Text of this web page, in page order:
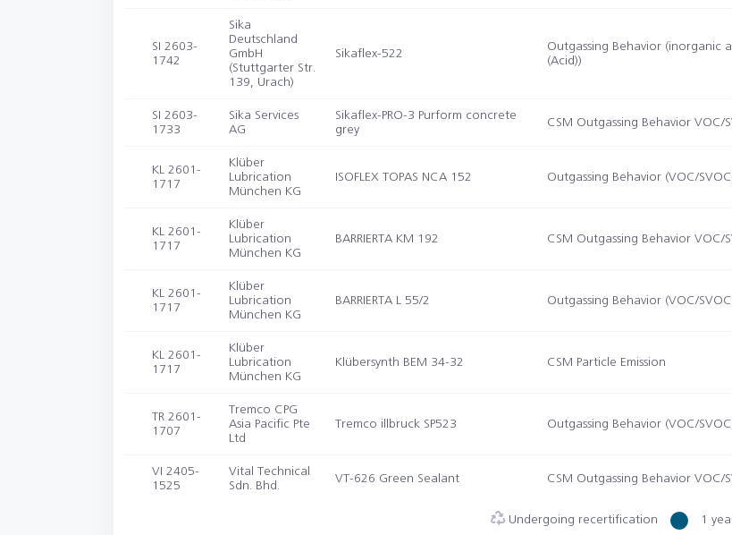
SI 2603-
1742
Sika
Deutschland
GmbH
(Stuttgarter Str.
139, Urach)
Sikaflex-522
Outgassing Behavior (inorganic
(Acid))
SI 2603-
1733
Sika Services
AG
Sikaflex-PRO-3 Purform concrete
grey
CSM Outgassing Behavior VOC/
KL 2601-
1717
Klüber
Lubrication
München KG
ISOFLEX TOPAS NCA 152 Outgassing Behavior (VOC/
KL 2601-
1717
Klüber
Lubrication
München KG
BARRIERTA KM 192 CSM Outgassing Behavior VOC/
KL 2601-
1717
Klüber
Lubrication
München KG
BARRIERTA L 55/2 Outgassing Behavior (VOC/
KL 2601-
1717
Klüber
Lubrication
München KG
Klübersynth BEM 34-32 CSM Particle Emission
TR 2601-
1707
Tremco CPG
Asia Pacific Pte
Ltd
Tremco illbruck SP523 Outgassing Behavior (VOC/
VI 2405-
1525
Vital Technical
Sdn. Bhd.
VT-626 Green Sealant CSM Outgassing Behavior VOC/
Undergoing recertification 1